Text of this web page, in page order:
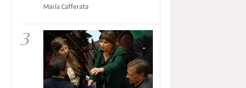
María Cafferata
3